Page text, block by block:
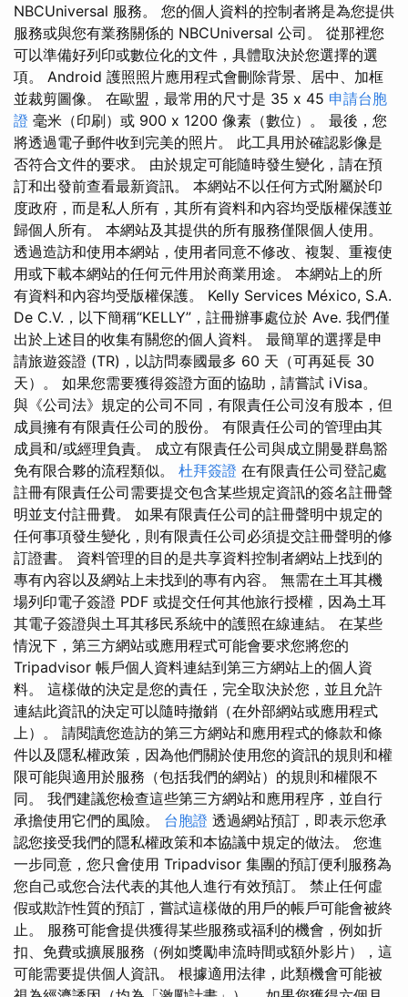
NBCUniversal 服務。 您的個人資料的控制者將是為您提供
服務或與您有業務關係的 NBCUniversal 公司。 從那裡您
可以準備好列印或數位化的文件，具體取決於您選擇的選
項。 Android 護照照片應用程式會刪除背景、居中、加框
並裁剪圖像。 在歐盟，最常用的尺寸是 35 x 45 申請台胞
證 毫米（印刷）或 900 x 1200 像素（數位）。 最後，您
將透過電子郵件收到完美的照片。 此工具用於確認影像是
否符合文件的要求。 由於規定可能隨時發生變化，請在預
訂和出發前查看最新資訊。 本網站不以任何方式附屬於印
度政府，而是私人所有，其所有資料和內容均受版權保護並
歸個人所有。 本網站及其提供的所有服務僅限個人使用。
透過造訪和使用本網站，使用者同意不修改、複製、重複使
用或下載本網站的任何元件用於商業用途。 本網站上的所
有資料和內容均受版權保護。 Kelly Services México, S.A.
De C.V.，以下簡稱“KELLY”，註冊辦事處位於 Ave. 我們僅
出於上述目的收集有關您的個人資料。 最簡單的選擇是申
請旅遊簽證 (TR)，以訪問泰國最多 60 天（可再延長 30
天）。 如果您需要獲得簽證方面的協助，請嘗試 iVisa。
與《公司法》規定的公司不同，有限責任公司沒有股本，但
成員擁有有限責任公司的股份。 有限責任公司的管理由其
成員和/或經理負責。 成立有限責任公司與成立開曼群島豁
免有限合夥的流程類似。 杜拜簽證 在有限責任公司登記處
註冊有限責任公司需要提交包含某些規定資訊的簽名註冊聲
明並支付註冊費。 如果有限責任公司的註冊聲明中規定的
任何事項發生變化，則有限責任公司必須提交註冊聲明的修
訂證書。 資料管理的目的是共享資料控制者網站上找到的
專有內容以及網站上未找到的專有內容。 無需在土耳其機
場列印電子簽證 PDF 或提交任何其他旅行授權，因為土耳
其電子簽證與土耳其移民系統中的護照在線連結。 在某些
情況下，第三方網站或應用程式可能會要求您將您的
Tripadvisor 帳戶個人資料連結到第三方網站上的個人資
料。 這樣做的決定是您的責任，完全取決於您，並且允許
連結此資訊的決定可以隨時撤銷（在外部網站或應用程式
上）。 請閱讀您造訪的第三方網站和應用程式的條款和條
件以及隱私權政策，因為他們關於使用您的資訊的規則和權
限可能與適用於服務（包括我們的網站）的規則和權限不
同。 我們建議您檢查這些第三方網站和應用程序，並自行
承擔使用它們的風險。 台胞證 透過網站預訂，即表示您承
認您接受我們的隱私權政策和本協議中規定的做法。 您進
一步同意，您只會使用 Tripadvisor 集團的預訂便利服務為
您自己或您合法代表的其他人進行有效預訂。 禁止任何虛
假或欺詐性質的預訂，嘗試這樣做的用戶的帳戶可能會被終
止。 服務可能會提供獲得某些服務或福利的​​機會，例如折
扣、免費或擴展服務（例如獎勵串流時間或額外影片），這
可能需要提供個人資訊。 根據適用法律，此類機會可能被